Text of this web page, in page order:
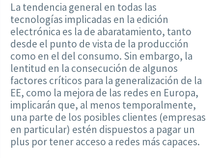
La tendencia general en todas las
tecnologías implicadas en la edición
electrónica es la de abaratamiento, tanto
desde el punto de vista de la producción
como en el del consumo. Sin embargo, la
lentitud en la consecución de algunos
factores críticos para la generalización de la
EE, como la mejora de las redes en Europa,
implicarán que, al menos temporalmente,
una parte de los posibles clientes (empresas
en particular) estén dispuestos a pagar un
plus por tener acceso a redes más capaces.